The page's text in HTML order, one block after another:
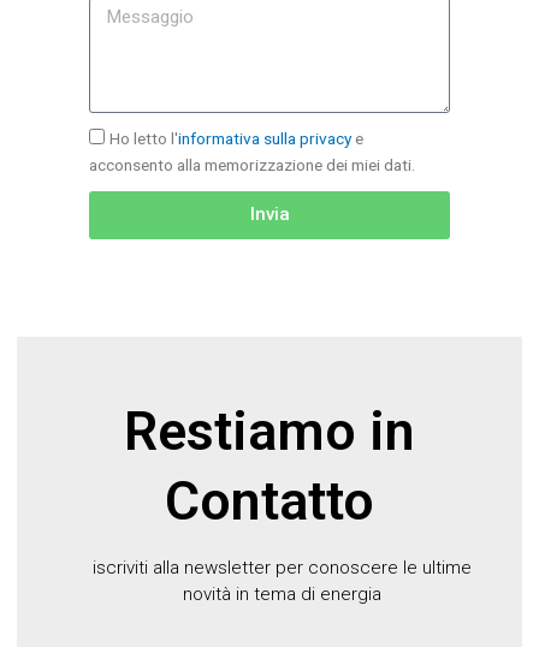
Ho letto l'informativa sulla privacye
acconsento alla memorizzazione dei miei dati.
Invia
Restiamo in
Contatto
iscriviti alla newsletter per conoscere le ultime
novità in tema di energia